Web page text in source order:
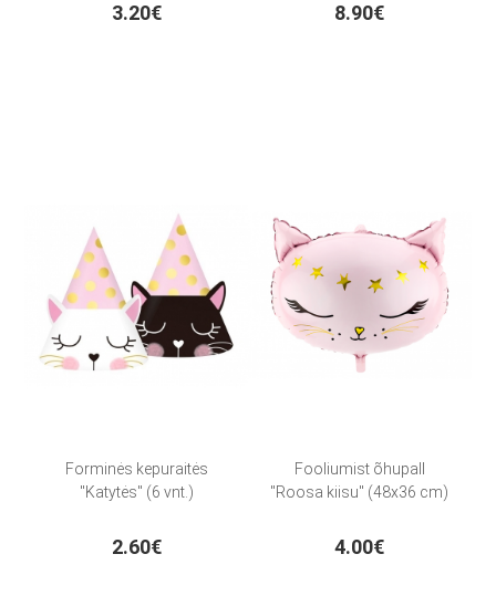
3.20€ 8.90€
Forminės kepuraitės
"Katytės" (6 vnt.)
2.60€
Fooliumist õhupall
"Roosa kiisu" (48x36 cm)
4.00€